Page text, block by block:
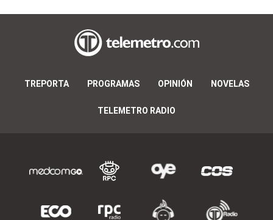
TREPORTA PROGRAMAS OPINIÓN NOVELAS
TELEMETRO RADIO